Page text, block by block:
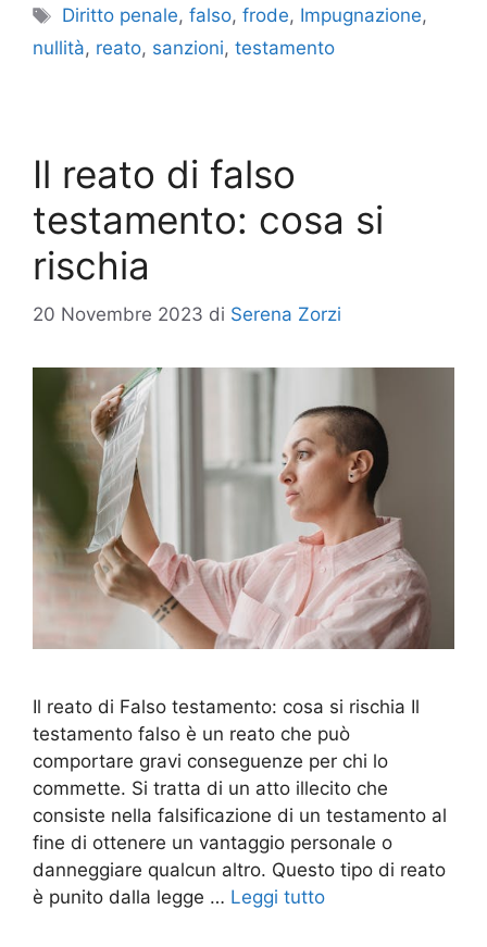
Tag
Diritto penale,falso,frode, Impugnazione,
nullità, reato, sanzioni, testamento
Il reato di falso
testamento: cosa si
rischia
20 Novembre 2023 di Serena Zorzi
Il reato di Falso testamento: cosa si rischia Il
testamento falso è un reato che può
comportare gravi conseguenze per chi lo
commette. Si tratta di un atto illecito che
consiste nella falsificazione di un testamento al
fine di ottenere un vantaggio personale o
danneggiare qualcun altro. Questo tipo di reato
è punito dalla legge … Leggi tutto